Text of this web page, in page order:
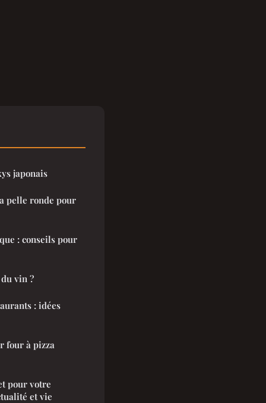
japonais
pelle ronde pour
: conseils pour
vin ?
: idées
four à pizza
pour votre
et vie